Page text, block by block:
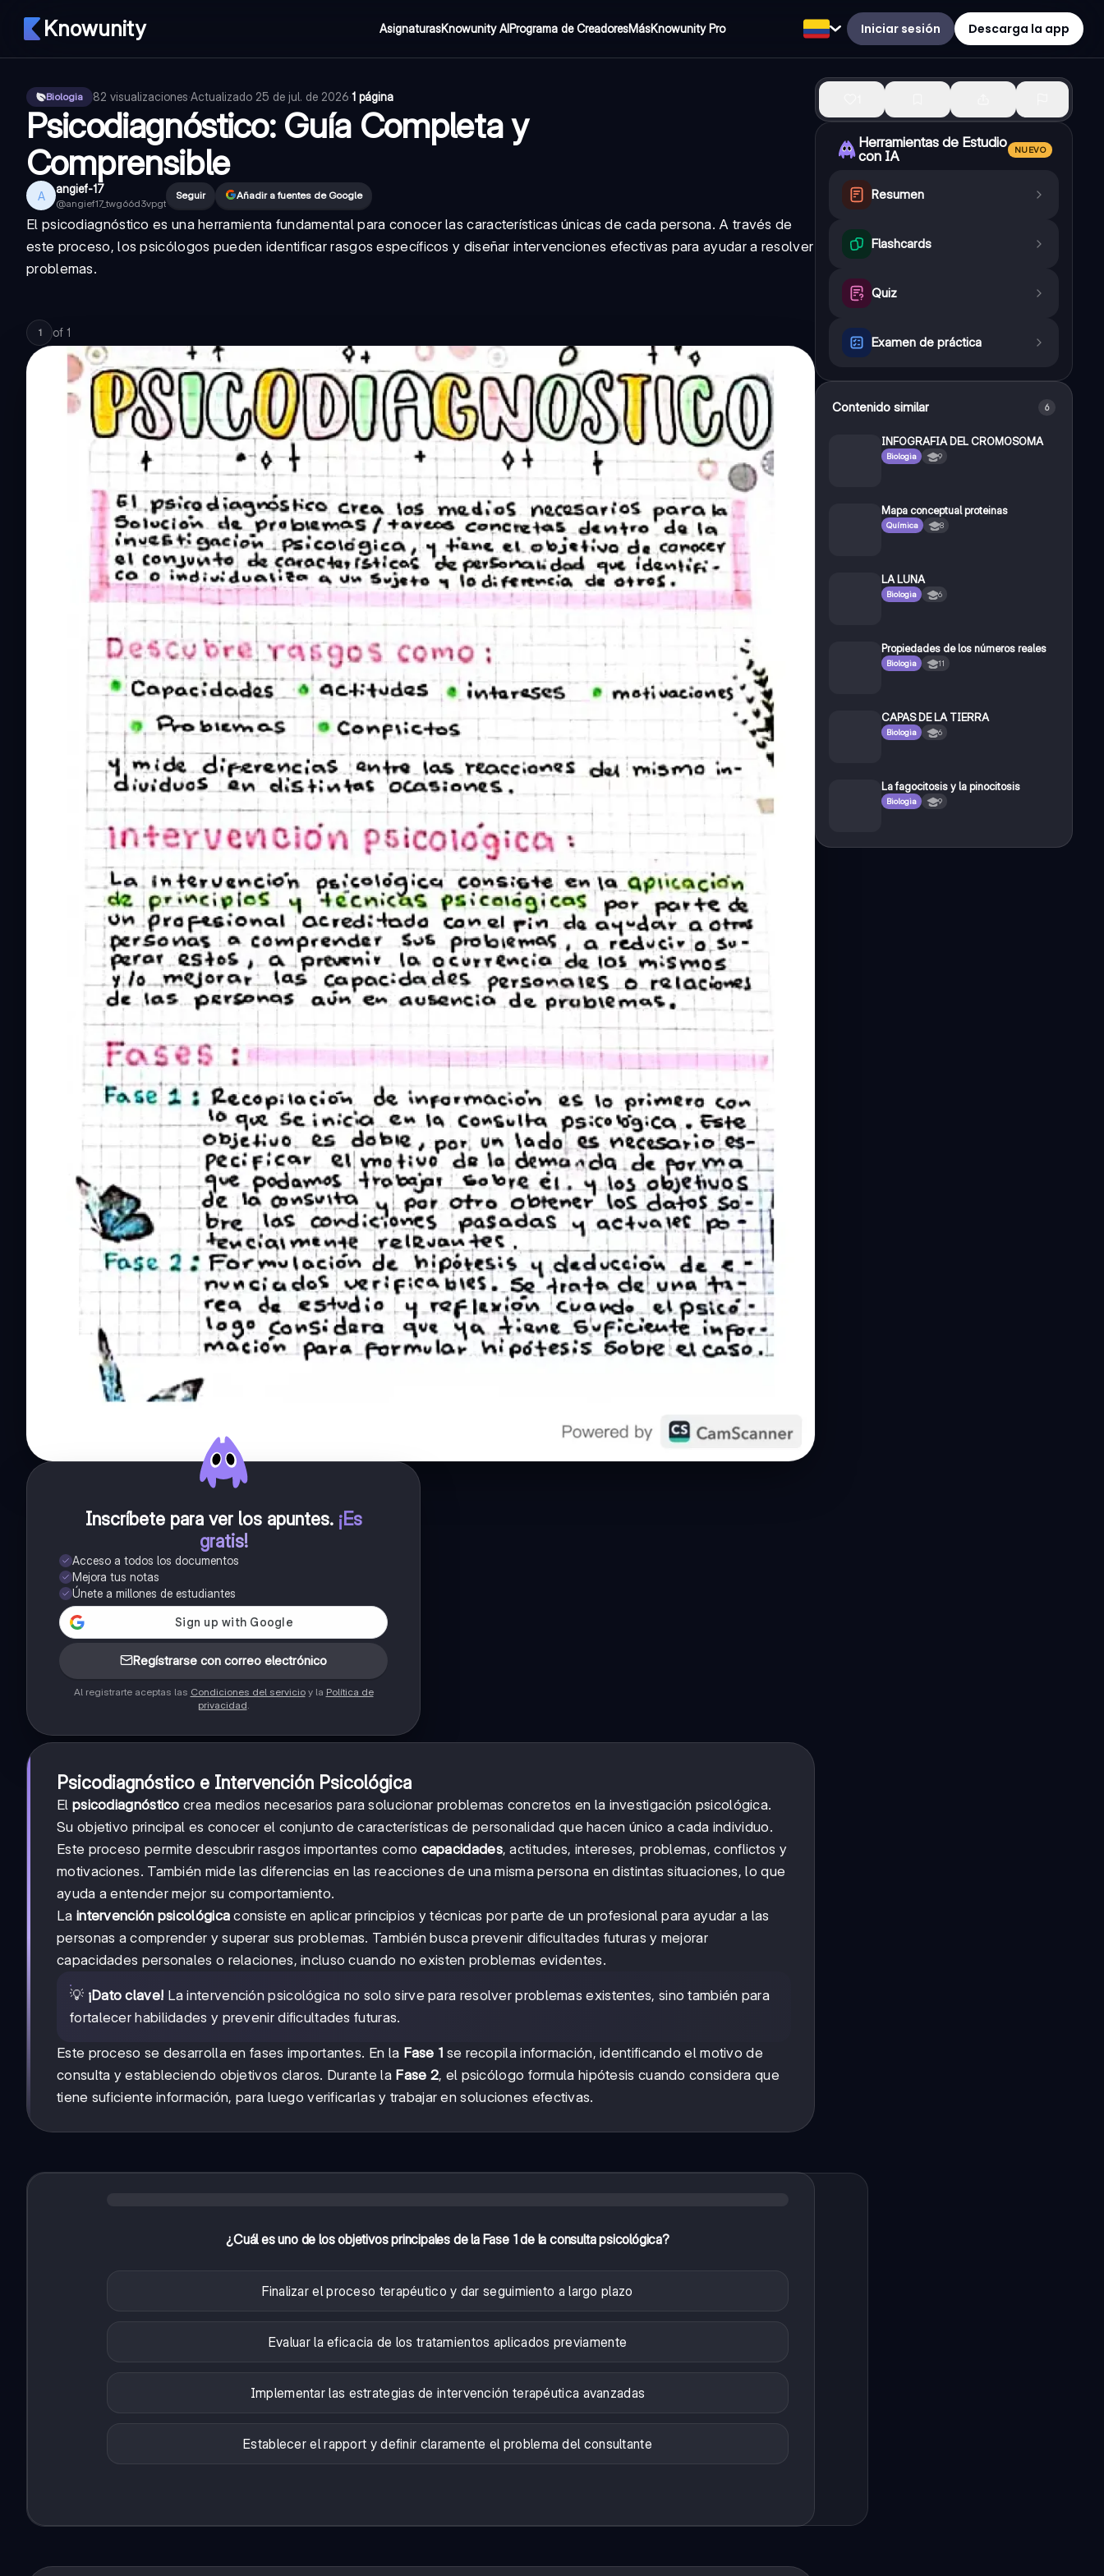
Knowunity AsignaturasKnowunity AIPrograma de CreadoresMásKnowunity Pro Iniciar sesión Descarga la app
Biologia 82 visualizaciones·Actualizado 25 de jul. de 2026·1 página
Psicodiagnóstico: Guía Completa y
Comprensible
A angief-17
@angief17_twg66d3vpgt
Seguir Añadir a fuentes de Google
El psicodiagnóstico es una herramienta fundamental para conocer las características únicas de cada persona. A través de
este proceso, los psicólogos pueden identificar rasgos específicos y diseñar intervenciones efectivas para ayudar a resolver
problemas.
1 of 1
Inscríbete para ver los apuntes. ¡Es
gratis!
Acceso a todos los documentos
Mejora tus notas
Únete a millones de estudiantes
Regístrarse con correo electrónico
Al registrarte aceptas las Condiciones del servicioy la Política de
privacidad.
Psicodiagnóstico e Intervención Psicológica
El psicodiagnóstico crea medios necesarios para solucionar problemas concretos en la investigación psicológica.
Su objetivo principal es conocer el conjunto de características de personalidad que hacen único a cada individuo.
Este proceso permite descubrir rasgos importantes como capacidades, actitudes, intereses, problemas, conflictos y
motivaciones. También mide las diferencias en las reacciones de una misma persona en distintas situaciones, lo que
ayuda a entender mejor su comportamiento.
La intervención psicológica consiste en aplicar principios y técnicas por parte de un profesional para ayudar a las
personas a comprender y superar sus problemas. También busca prevenir dificultades futuras y mejorar
capacidades personales o relaciones, incluso cuando no existen problemas evidentes.
💡 ¡Dato clave! La intervención psicológica no solo sirve para resolver problemas existentes, sino también para
fortalecer habilidades y prevenir dificultades futuras.
Este proceso se desarrolla en fases importantes. En la Fase 1 se recopila información, identificando el motivo de
consulta y estableciendo objetivos claros. Durante la Fase 2, el psicólogo formula hipótesis cuando considera que
tiene suficiente información, para luego verificarlas y trabajar en soluciones efectivas.
¿Cuál es uno de los objetivos principales de la Fase 1 de la consulta psicológica?
Finalizar el proceso terapéutico y dar seguimiento a largo plazo
Evaluar la eficacia de los tratamientos aplicados previamente
Implementar las estrategias de intervención terapéutica avanzadas
Establecer el rapport y definir claramente el problema del consultante
Herramientas de Estudio
con IA
NUEVO
Resumen
Flashcards
Quiz
Examen de práctica
Contenido similar 6
INFOGRAFIA DEL CROMOSOMA
Biologia 9
Mapa conceptual proteinas
Química 8
LA LUNA
Biologia 6
Propiedades de los números reales
Biologia 11
CAPAS DE LA TIERRA
Biologia 6
La fagocitosis y la pinocitosis
Biologia 9